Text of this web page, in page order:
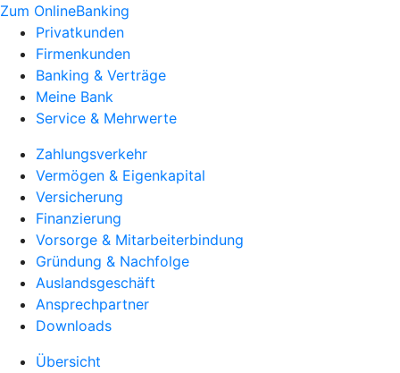
Zum OnlineBanking
Privatkunden
Firmenkunden
Banking & Verträge
Meine Bank
Service & Mehrwerte
Zahlungsverkehr
Vermögen & Eigenkapital
Versicherung
Finanzierung
Vorsorge & Mitarbeiterbindung
Gründung & Nachfolge
Auslandsgeschäft
Ansprechpartner
Downloads
Übersicht